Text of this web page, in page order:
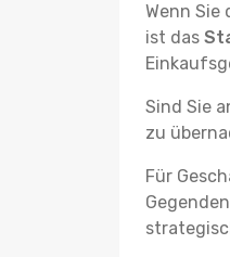
Wenn Sie
ist das
Sind Sie
zu
Für